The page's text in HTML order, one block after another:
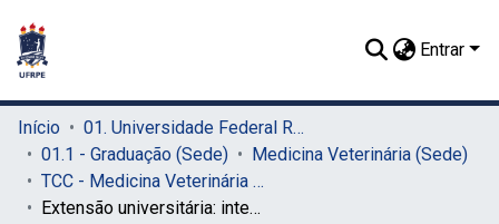
Entrar
Início
01. Universidade Federal Rural de Pernambuco - UFRPE (Sede)
01.1 - Graduação (Sede)
Medicina Veterinária (Sede)
TCC - Medicina Veterinária (Sede)
Extensão universitária: integração acadêmica e social através de ações interdisciplinares das ciências agrárias